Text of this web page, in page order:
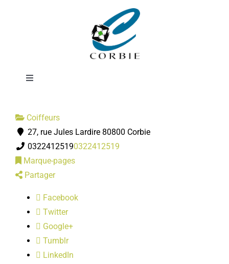
Toggle
DÉMARCHES ADMINISTRATIVES
SERVICES MUNICIPAUX
PRATIQUE
LOISIRS
Studio 22
Femmes
Coiffeurs
27, rue Jules Lardire 80800 Corbie
03224125190322412519
Marque-pages
Partager
Facebook
Twitter
Google+
Tumblr
LinkedIn